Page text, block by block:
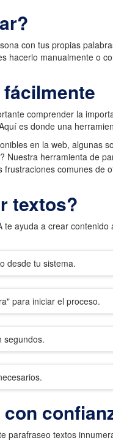
con tus propias
hacerlo manualmente o
comprender la
es donde una
en la web, algunas
Nuestra herramienta de
comunes de
textos?
ayuda a crear
desde tu sistema.
para iniciar el proceso.
segundos.
parafraseo textos